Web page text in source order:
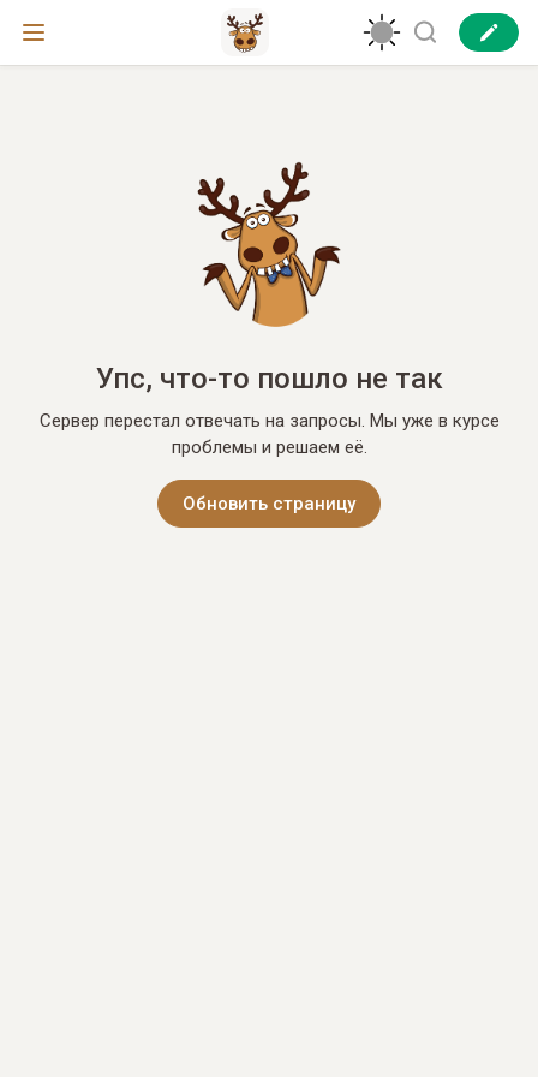
Упс, что-то пошло не так
Сервер перестал отвечать на запросы. Мы уже в курсе
проблемы и решаем её.
Обновить страницу